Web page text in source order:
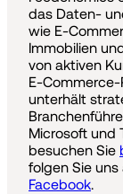
das Daten-
wie E-
Immobilien
von aktiven
E-
unterhält
Microsoft und
besuchen Sie
folgen Sie uns
Facebook.